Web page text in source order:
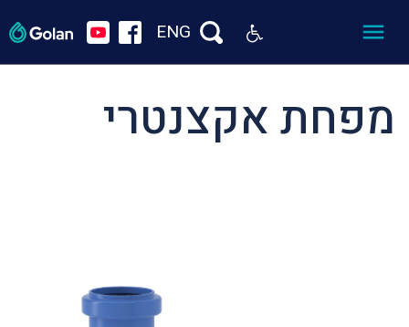
ENG
מפחת אקצנטרי